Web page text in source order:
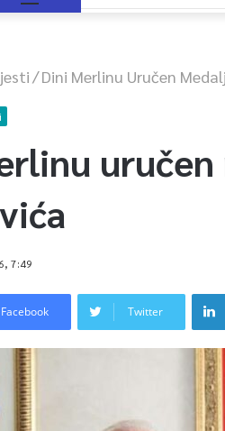
/Dini Merlinu Uručen
7:49
Facebook Twitter